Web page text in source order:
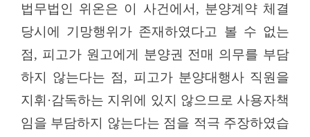
법무법인 위온은 이 사건에서, 분양계약 체결
당시에 기망행위가 존재하였다고 볼 수 없는
점, 피고가 원고에게 분양권 전매 의무를 부담
하지 않는다는 점, 피고가 분양대행사 직원을
지휘·감독하는 지위에 있지 않으므로 사용자책
임을 부담하지 않는다는 점을 적극 주장하였습